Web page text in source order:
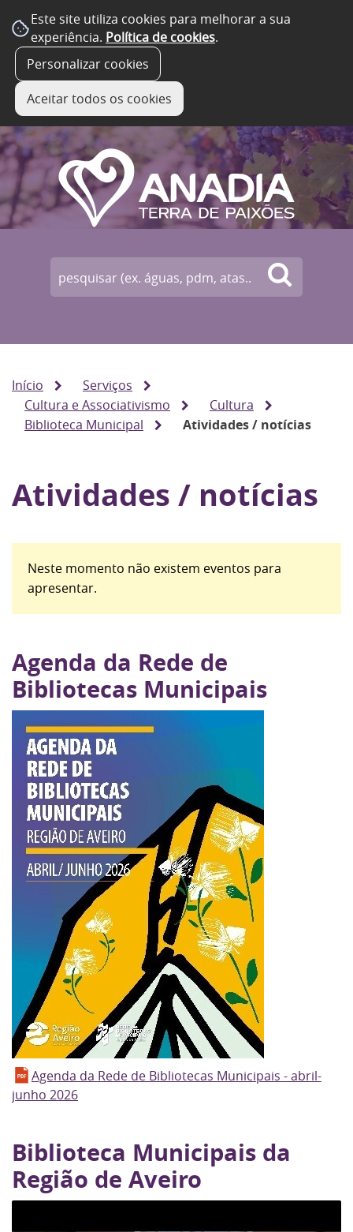
Este site utiliza cookies para melhorar a sua
experiência. Política de cookies.
Personalizar cookies
Aceitar todos os cookies
Início
Serviços
Cultura e Associativismo
Cultura
Biblioteca Municipal
Atividades / notícias
Atividades / notícias
Neste momento não existem eventos para
apresentar.
Agenda da Rede de
Bibliotecas Municipais
Agenda da Rede de Bibliotecas Municipais - abril-
junho 2026
Biblioteca Municipais da
Região de Aveiro